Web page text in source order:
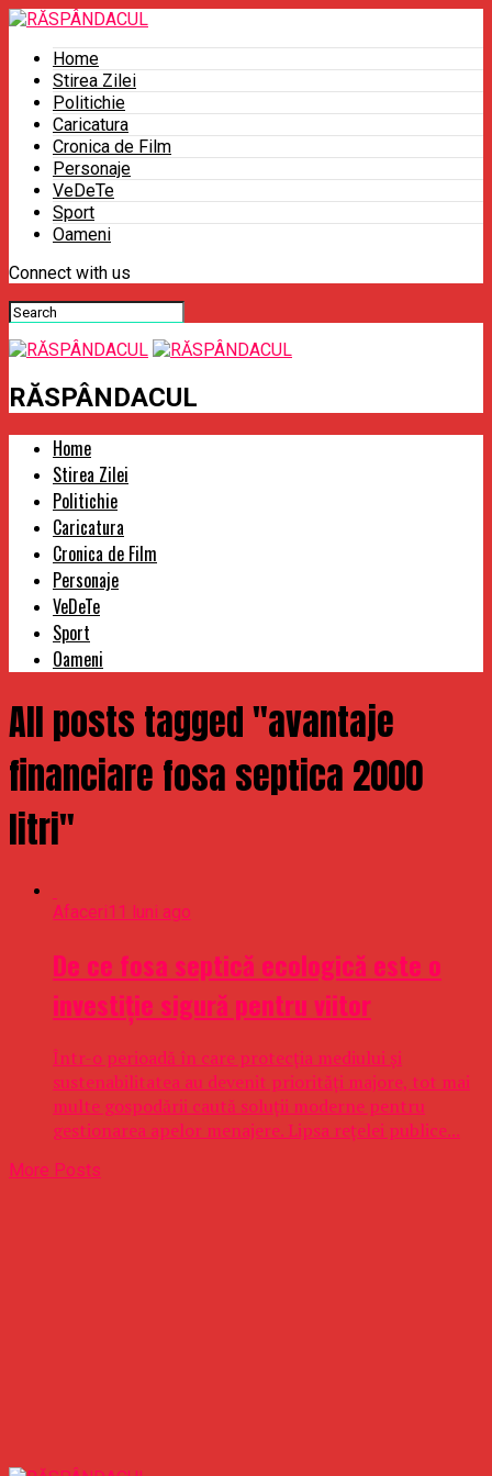
Home
Stirea Zilei
Politichie
Caricatura
Cronica de Film
Personaje
VeDeTe
Sport
Oameni
Connect with us
RĂSPÂNDACUL
Home
Stirea Zilei
Politichie
Caricatura
Cronica de Film
Personaje
VeDeTe
Sport
Oameni
All posts tagged "avantaje
financiare fosa septica 2000
litri"
Afaceri11 luni ago
De ce fosa septică ecologică este o
investiție sigură pentru viitor
Într-o perioadă în care protecția mediului și
sustenabilitatea au devenit priorități majore, tot mai
multe gospodării caută soluții moderne pentru
gestionarea apelor menajere. Lipsa rețelei publice...
More Posts